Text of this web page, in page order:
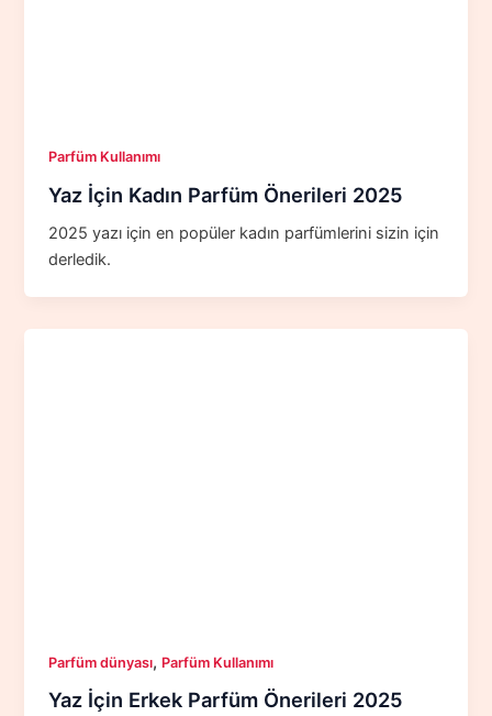
Parfüm Kullanımı
Yaz İçin Kadın Parfüm Önerileri 2025
2025 yazı için en popüler kadın parfümlerini sizin için
derledik.
Parfüm dünyası, Parfüm Kullanımı
Yaz İçin Erkek Parfüm Önerileri 2025